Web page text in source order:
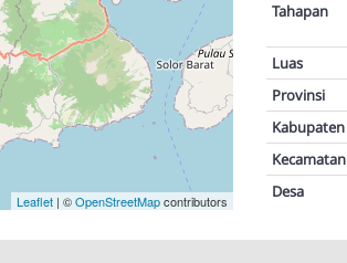
Leaflet | ©OpenStreetMapcontributors
Tahapan
Luas
Provinsi
Kabupaten
Kecamatan
Desa